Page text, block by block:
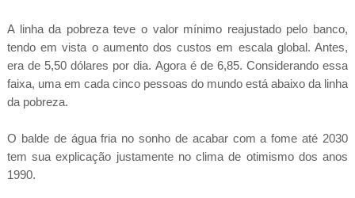
A linha da pobreza teve o valor mínimo reajustado pelo banco,
tendo em vista o aumento dos custos em escala global. Antes,
era de 5,50 dólares por dia. Agora é de 6,85. Considerando essa
faixa, uma em cada cinco pessoas do mundo está abaixo da linha
da pobreza.
O balde de água fria no sonho de acabar com a fome até 2030
tem sua explicação justamente no clima de otimismo dos anos
1990.